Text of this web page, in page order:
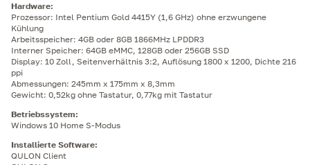
Hardware:
Prozessor: Intel Pentium Gold 4415Y (1,6 GHz) ohne erzwungene
Kühlung
Arbeitsspeicher: 4GB oder 8GB 1866MHz LPDDR3
Interner Speicher: 64GB eMMC, 128GB oder 256GB SSD
Display: 10 Zoll, Seitenverhältnis 3:2, Auflösung 1800 x 1200, Dichte 216
ppi
Abmessungen: 245mm x 175mm x 8,3mm
Gewicht: 0,52kg ohne Tastatur, 0,77kg mit Tastatur
Betriebssystem:
Windows 10 Home S-Modus
Installierte Software:
QULON Client